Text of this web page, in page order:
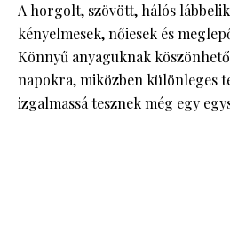
A horgolt, szövött, hálós
kényelmesek, nőiesek és
Könnyű anyaguknak
napokra, miközben különleges
izgalmassá tesznek még egy